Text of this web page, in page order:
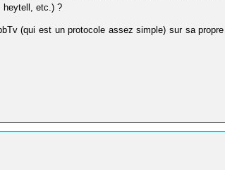
heytell, etc.) ?
(qui est un protocole assez simple) sur sa propre